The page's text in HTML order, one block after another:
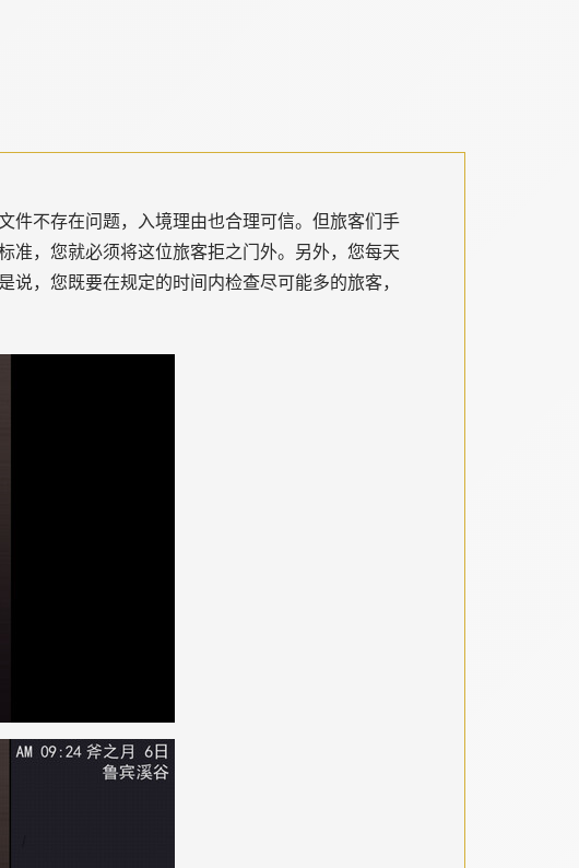
件不存在问题，入境理由也合理可信。但旅客们手
准，您就必须将这位旅客拒之门外。另外，您每天
，您既要在规定的时间内检查尽可能多的旅客，